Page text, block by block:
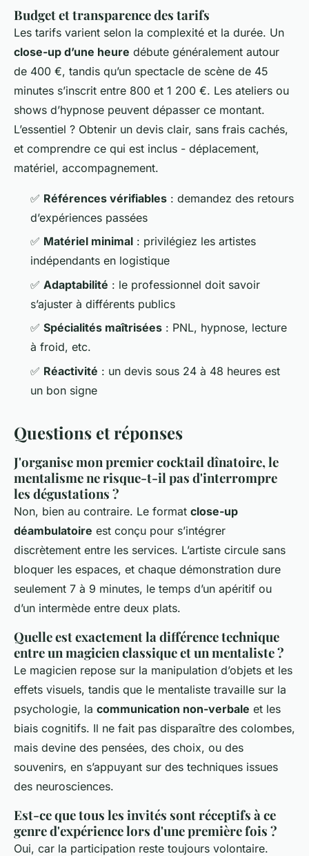
Budget et transparence des tarifs
Les tarifs varient selon la complexité et la durée. Un
close-up d’une heure débute généralement autour
de 400 €, tandis qu’un spectacle de scène de 45
minutes s’inscrit entre 800 et 1 200 €. Les ateliers ou
shows d’hypnose peuvent dépasser ce montant.
L’essentiel ? Obtenir un devis clair, sans frais cachés,
et comprendre ce qui est inclus - déplacement,
matériel, accompagnement.
✅ Références vérifiables : demandez des retours
d’expériences passées
✅ Matériel minimal : privilégiez les artistes
indépendants en logistique
✅ Adaptabilité : le professionnel doit savoir
s’ajuster à différents publics
✅ Spécialités maîtrisées : PNL, hypnose, lecture
à froid, etc.
✅ Réactivité : un devis sous 24 à 48 heures est
un bon signe
Questions et réponses
J'organise mon premier cocktail dînatoire, le
mentalisme ne risque-t-il pas d'interrompre
les dégustations ?
Non, bien au contraire. Le format close-up
déambulatoire est conçu pour s’intégrer
discrètement entre les services. L’artiste circule sans
bloquer les espaces, et chaque démonstration dure
seulement 7 à 9 minutes, le temps d’un apéritif ou
d’un intermède entre deux plats.
Quelle est exactement la différence technique
entre un magicien classique et un mentaliste ?
Le magicien repose sur la manipulation d’objets et les
effets visuels, tandis que le mentaliste travaille sur la
psychologie, la communication non-verbale et les
biais cognitifs. Il ne fait pas disparaître des colombes,
mais devine des pensées, des choix, ou des
souvenirs, en s’appuyant sur des techniques issues
des neurosciences.
Est-ce que tous les invités sont réceptifs à ce
genre d'expérience lors d'une première fois ?
Oui, car la participation reste toujours volontaire.